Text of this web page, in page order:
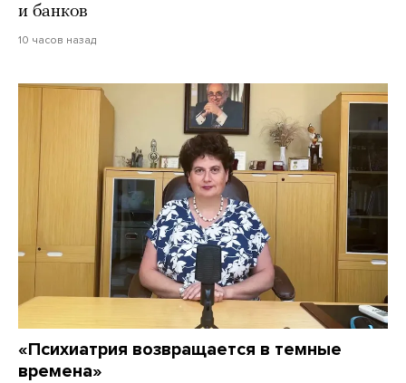
и банков
10 часов назад
«Психиатрия возвращается в темные
времена»